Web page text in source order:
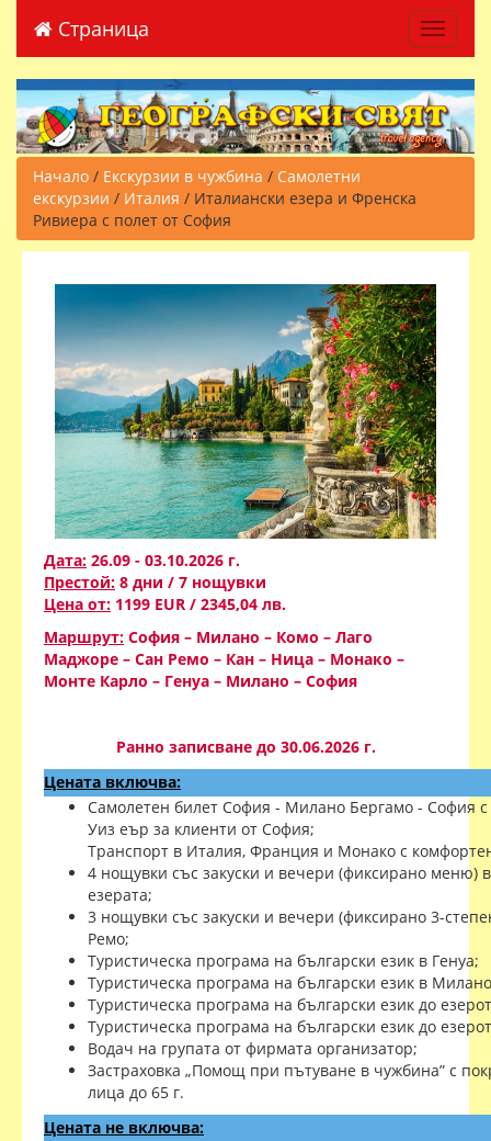
Страница Toggle
Начало / Екскурзии в чужбина / Самолетни
екскурзии / Италия / Италиански езера и Френска
Ривиера с полет от София
Дата: 26.09 - 03.10.2026 г.
Престой: 8 дни / 7 нощувки
Цена от: 1199 EUR / 2345,04 лв.
Маршрут: София – Милано – Комо – Лаго
Маджоре – Сан Ремо – Кан – Ница – Монако –
Монте Карло – Генуа – Милано – София
Ранно записване до 30.06.2026 г.
Цената включва:
Самолетен билет София - Милано Бергамо - София
Уиз еър за клиенти от София;
Транспорт в Италия, Франция и Монако с
4 нощувки със закуски и вечери (фиксирано меню)
езерата;
3 нощувки със закуски и вечери (фиксирано 3-
Ремо;
Туристическа програма на български език в Генуа;
Туристическа програма на български език в
Туристическа програма на български език до
Туристическа програма на български език до
Водач на групата от фирмата организатор;
Застраховка „Помощ при пътуване в чужбина” с
лица до 65 г.
Цената не включва: